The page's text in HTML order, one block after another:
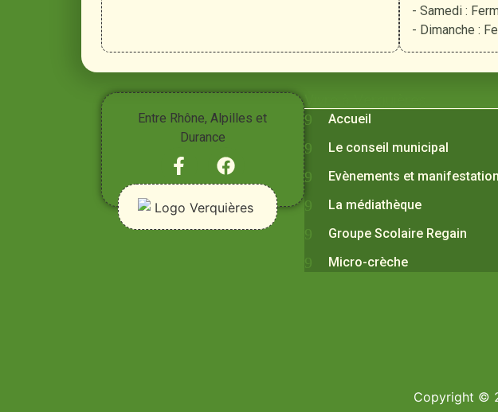
- Samedi :
- Dimanche :
Entre Rhône, Alpilles et
Durance
Vivre à Verquières
Accueil
Le conseil municipal
Evènements et
La médiathèque
Groupe Scolaire Regain
Micro-crèche
Copyright ©